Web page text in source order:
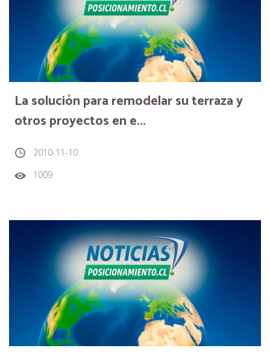
La solución para remodelar su terraza y
otros proyectos en e...
2010-11-10
1009